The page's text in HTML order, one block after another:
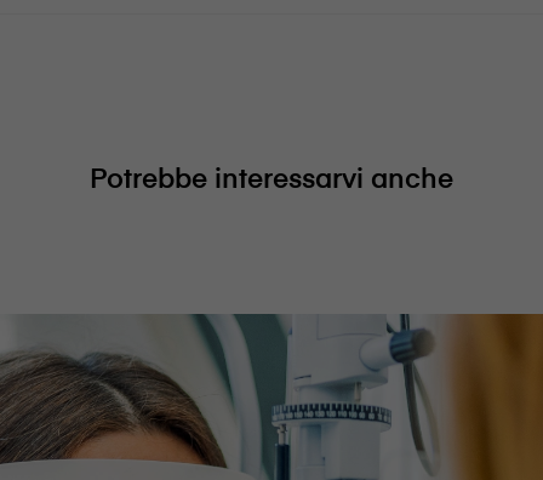
Potrebbe interessarvi anche